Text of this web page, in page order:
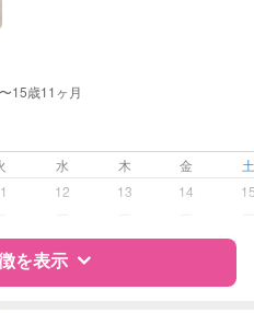
ポート
病後児、ともに不可
ッスン
作レッスン
15歳11ヶ月
水 木 金
12 13 14
を表示